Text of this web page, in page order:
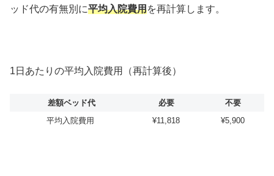
ッド代の有無別に平均入院費用を再計算します。
1日あたりの平均入院費用（再計算後）
差額ベッド代 必要
不要
平均入院費用
¥11,818 ¥5,900